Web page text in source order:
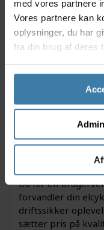
med vores partnere
Vores partnere kan
oplysninger, du har
fra din brug af deres
Robust
vejr
Let at
Anvendelse
Denne controller
elcykel. Uanset
bruger cyklen som
pålidelig løsning,
Derfor skal du
Du får en
forvandler din
driftssikker
sætter pris på